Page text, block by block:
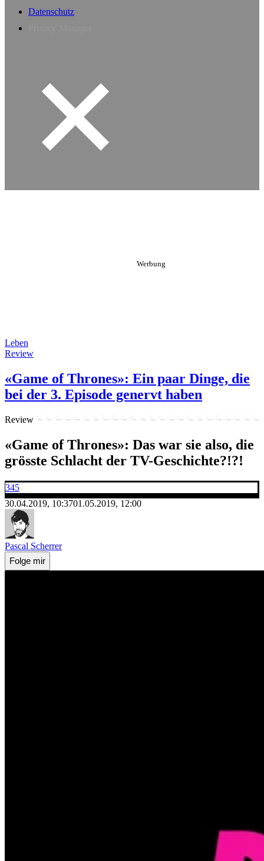
Datenschutz
Leben
Review
«Game of Thrones»: Ein paar Dinge, die
bei der 3. Episode genervt haben
Review
«Game of Thrones»: Das war sie also, die
grösste Schlacht der TV-Geschichte?!?!
345
30.04.2019, 10:3701.05.2019, 12:00
Pascal Scherrer
Folge mir